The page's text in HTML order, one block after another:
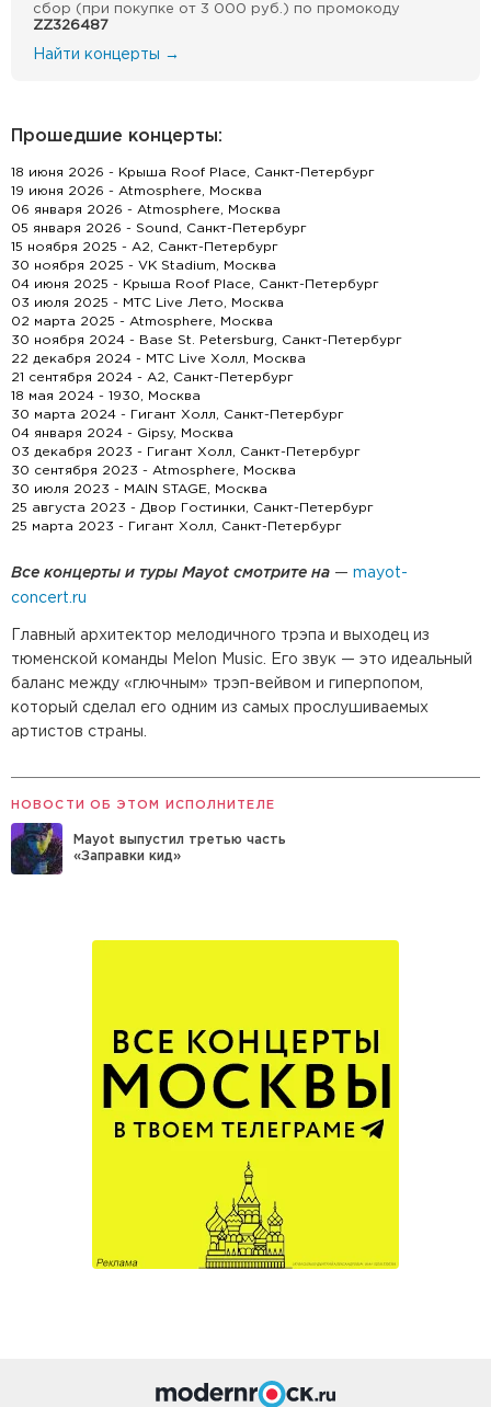
сбор (при покупке от 3 000 руб.) по промокоду
ZZ326487
Найти концерты →
Прошедшие концерты:
18 июня 2026 - Крыша Roof Place, Санкт-Петербург
19 июня 2026 - Atmosphere, Москва
06 января 2026 - Atmosphere, Москва
05 января 2026 - Sound, Санкт-Петербург
15 ноября 2025 - А2, Санкт-Петербург
30 ноября 2025 - VK Stadium, Москва
04 июня 2025 - Крыша Roof Place, Санкт-Петербург
03 июля 2025 - МТС Live Лето, Москва
02 марта 2025 - Atmosphere, Москва
30 ноября 2024 - Base St. Petersburg, Санкт-Петербург
22 декабря 2024 - МТС Live Холл, Москва
21 сентября 2024 - А2, Санкт-Петербург
18 мая 2024 - 1930, Москва
30 марта 2024 - Гигант Холл, Санкт-Петербург
04 января 2024 - Gipsy, Москва
03 декабря 2023 - Гигант Холл, Санкт-Петербург
30 сентября 2023 - Atmosphere, Москва
30 июля 2023 - MAIN STAGE, Москва
25 августа 2023 - Двор Гостинки, Санкт-Петербург
25 марта 2023 - Гигант Холл, Санкт-Петербург
Все концерты и туры Mayot смотрите на — mayot-
concert.ru
Главный архитектор мелодичного трэпа и выходец из
тюменской команды Melon Music. Его звук — это идеальный
баланс между «глючным» трэп-вейвом и гиперпопом,
который сделал его одним из самых прослушиваемых
артистов страны.
НОВОСТИ ОБ ЭТОМ ИСПОЛНИТЕЛЕ
Mayot выпустил третью часть
«Заправки кид»